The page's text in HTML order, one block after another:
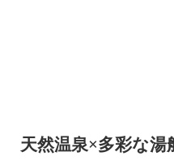
天然温泉×多彩な湯